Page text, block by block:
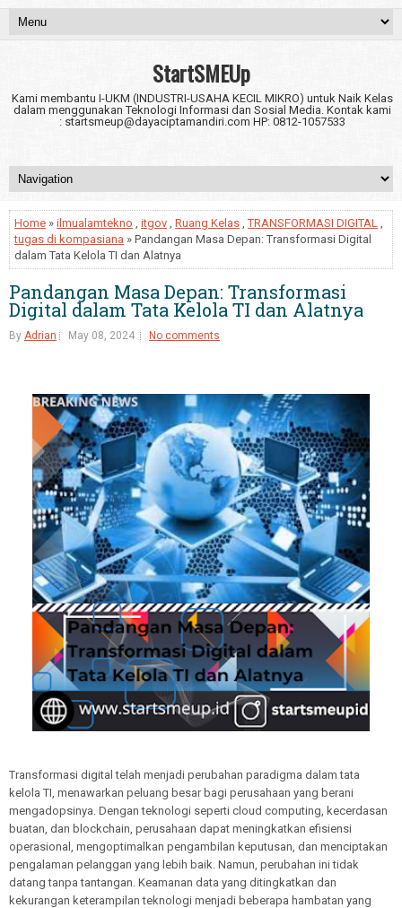
StartSMEUp
Kami membantu I-UKM (INDUSTRI-USAHA KECIL MIKRO) untuk Naik Kelas
dalam menggunakan Teknologi Informasi dan Sosial Media. Kontak kami
: startsmeup@dayaciptamandiri.com HP: 0812-1057533
Home » ilmualamtekno , itgov , Ruang Kelas ,TRANSFORMASI DIGITAL ,
tugas di kompasiana » Pandangan Masa Depan: Transformasi Digital
dalam Tata Kelola TI dan Alatnya
Pandangan Masa Depan: Transformasi
Digital dalam Tata Kelola TI dan Alatnya
By Adrian May 08, 2024 No comments
Transformasi digital telah menjadi perubahan paradigma dalam tata
kelola TI, menawarkan peluang besar bagi perusahaan yang berani
mengadopsinya. Dengan teknologi seperti cloud computing, kecerdasan
buatan, dan blockchain, perusahaan dapat meningkatkan efisiensi
operasional, mengoptimalkan pengambilan keputusan, dan menciptakan
pengalaman pelanggan yang lebih baik. Namun, perubahan ini tidak
datang tanpa tantangan. Keamanan data yang ditingkatkan dan
kekurangan keterampilan teknologi menjadi beberapa hambatan yang